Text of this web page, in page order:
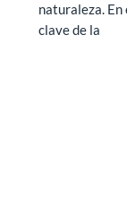
naturaleza.
clave de la